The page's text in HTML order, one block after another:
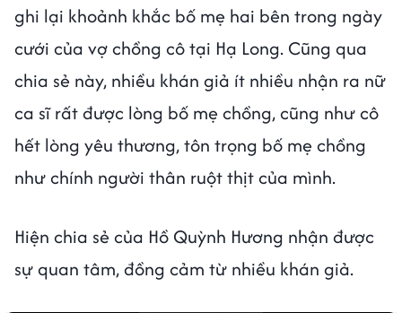
ghi lại khoảnh khắc bố mẹ hai bên trong ngày
cưới của vợ chồng cô tại Hạ Long. Cũng qua
chia sẻ này, nhiều khán giả ít nhiều nhận ra nữ
ca sĩ rất được lòng bố mẹ chồng, cũng như cô
hết lòng yêu thương, tôn trọng bố mẹ chồng
như chính người thân ruột thịt của mình.
Hiện chia sẻ của Hồ Quỳnh Hương nhận được
sự quan tâm, đồng cảm từ nhiều khán giả.